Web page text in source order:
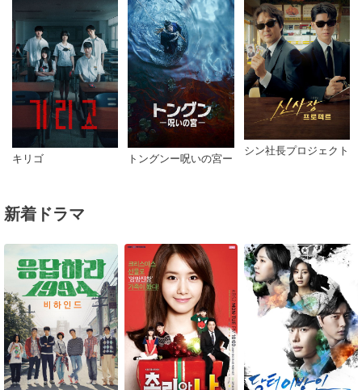
キリゴ トングンー呪いの宮ー
シン社長プロジェクト
新着ドラマ